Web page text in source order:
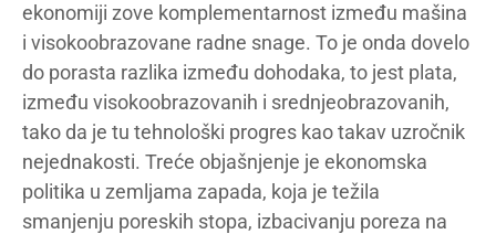
ekonomiji zove komplementarnost između mašina
i visokoobrazovane radne snage. To je onda dovelo
do porasta razlika između dohodaka, to jest plata,
između visokoobrazovanih i srednjeobrazovanih,
tako da je tu tehnološki progres kao takav uzročnik
nejednakosti. Treće objašnjenje je ekonomska
politika u zemljama zapada, koja je težila
smanjenju poreskih stopa, izbacivanju poreza na